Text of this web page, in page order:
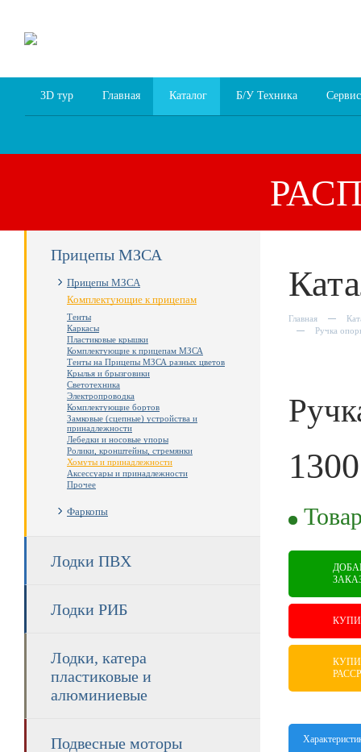
3D тур Главная Каталог Б/У Техника Сервис
Прицепы МЗСА
Прицепы МЗСА
Комплектующие к прицепам
Тенты
Каркасы
Пластиковые крышки
Комплектующие к прицепам МЗСА
Тенты на Прицепы МЗСА разных цветов
Крылья и брызговики
Светотехника
Электропроводка
Комплектующие бортов
Замковые (сцепные) устройства и
принадлежности
Лебедки и носовые упоры
Ролики, кронштейны, стремянки
Хомуты и принадлежности
Аксессуары и принадлежности
Прочее
Фаркопы
Лодки ПВХ
Лодки РИБ
Лодки, катера
пластиковые и
алюминиевые
Подвесные моторы
Главная
Ручка
1300